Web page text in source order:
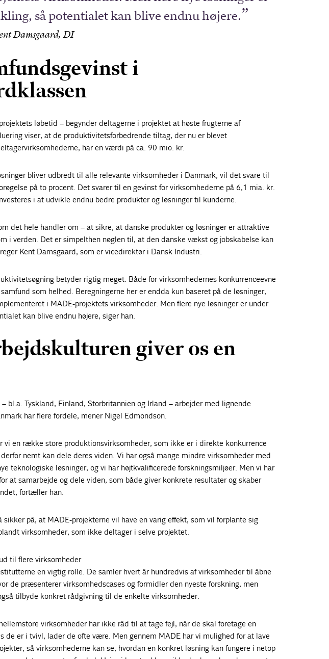
så potentialet kan blive endnu højere.
Damsgaard, DI
i
løbetid – begynder deltagerne i projektet at høste frugterne af
viser, at de produktivitetsforbedrende tiltag, der nu er blevet
har en værdi på ca. 90 mio. kr.
bliver udbredt til alle relevante virksomheder i Danmark, vil det svare til
på to procent. Det svarer til en gevinst for virksomhederne på 6,1 mia. kr.
i at udvikle endnu bedre produkter og løsninger til kunderne.
det hele handler om – at sikre, at danske produkter og løsninger er attraktive
i verden. Det er simpelthen nøglen til, at den danske vækst og jobskabelse kan
Kent Damsgaard, som er vicedirektør i Dansk Industri.
betyder rigtig meget. Både for virksomhedernes konkurrenceevne
som helhed. Beregningerne her er endda kun baseret på de løsninger,
i MADE-projektets virksomheder. Men flere nye løsninger er under
kan blive endnu højere, siger han.
giver os en
bl.a. Tyskland, Finland, Storbritannien og Irland – arbejder med lignende
har flere fordele, mener Nigel Edmondson.
vi en række store produktionsvirksomheder, som ikke er i direkte konkurrence
nemt kan dele deres viden. Vi har også mange mindre virksomheder med
teknologiske løsninger, og vi har højtkvalificerede forskningsmiljøer. Men vi har
at samarbejde og dele viden, som både giver konkrete resultater og skaber
fortæller han.
sikker på, at MADE-projekterne vil have en varig effekt, som vil forplante sig
virksomheder, som ikke deltager i selve projektet.
til flere virksomheder
en vigtig rolle. De samler hvert år hundredvis af virksomheder til åbne
de præsenterer virksomhedscases og formidler den nyeste forskning, men
tilbyde konkret rådgivning til de enkelte virksomheder.
virksomheder har ikke råd til at tage fejl, når de skal foretage en
de er i tvivl, lader de ofte være. Men gennem MADE har vi mulighed for at lave
så virksomhederne kan se, hvordan en konkret løsning kan fungere i netop